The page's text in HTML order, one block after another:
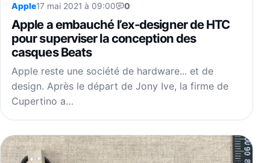
Apple17 mai 2021 à 09:00 0
Apple a embauché l’ex-designer de HTC
pour superviser la conception des
casques Beats
Apple reste une société de hardware... et de
design. Après le départ de Jony Ive, la firme de
Cupertino a…